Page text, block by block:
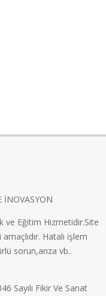
İNOVASYON
ve Eğitim Hizmetidir.Site
Hatalı işlem
sorun,arıza vb..
Sayılı Fikir Ve Sanat